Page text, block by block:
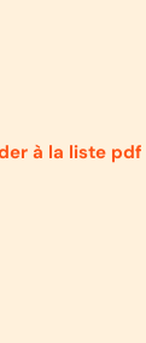
à la liste